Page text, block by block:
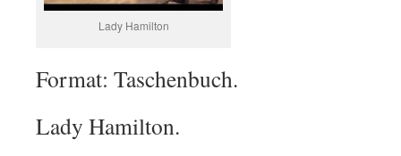
Lady Hamilton
Format: Taschenbuch.
Lady Hamilton.